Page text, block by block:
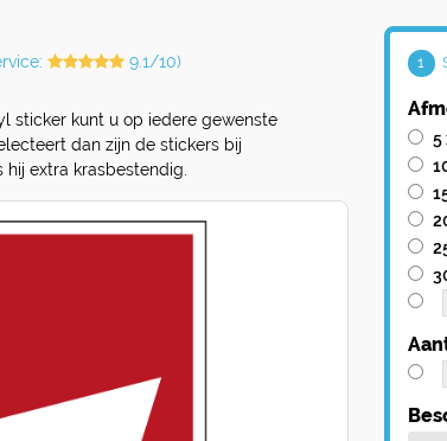
9.1/10)
sticker kunt u op iedere gewenste
dan zijn de stickers bij
extra krasbestendig.
1
5